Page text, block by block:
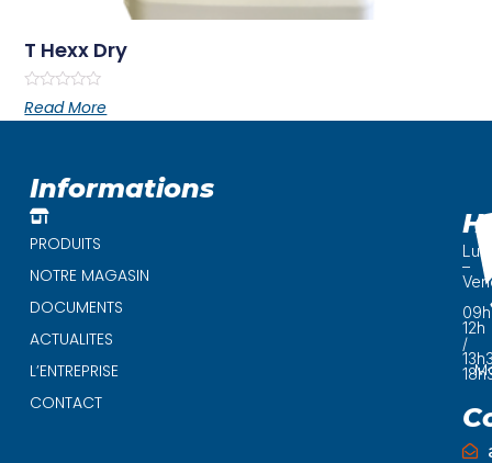
T Hexx Dry
Rated
0
Read More
Informations
PRODUITS
NOTRE MAGASIN
DOCUMENTS
ACTUALITES
L’ENTREPRISE
CONTACT
–
12h
/